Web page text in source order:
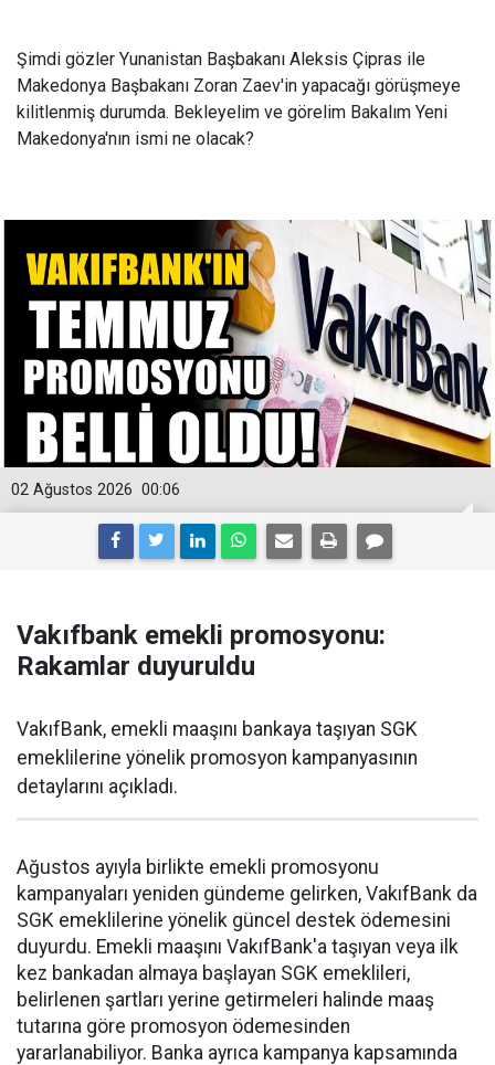
Şimdi gözler Yunanistan Başbakanı Aleksis Çipras ile
Makedonya Başbakanı Zoran Zaev'in yapacağı görüşmeye
kilitlenmiş durumda. Bekleyelim ve görelim Bakalım Yeni
Makedonya'nın ismi ne olacak?
00:06
02 Ağustos 2026
Vakıfbank emekli promosyonu:
Rakamlar duyuruldu
VakıfBank, emekli maaşını bankaya taşıyan SGK
emeklilerine yönelik promosyon kampanyasının
detaylarını açıkladı.
Ağustos ayıyla birlikte emekli promosyonu
kampanyaları yeniden gündeme gelirken, VakıfBank da
SGK emeklilerine yönelik güncel destek ödemesini
duyurdu. Emekli maaşını VakıfBank'a taşıyan veya ilk
kez bankadan almaya başlayan SGK emeklileri,
belirlenen şartları yerine getirmeleri halinde maaş
tutarına göre promosyon ödemesinden
yararlanabiliyor. Banka ayrıca kampanya kapsamında